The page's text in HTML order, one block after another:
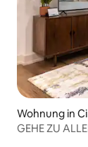
Wohnung in
GEHE ZU